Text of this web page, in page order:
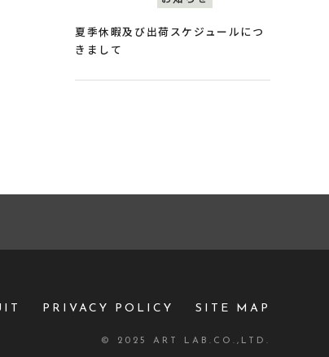
夏季休暇及び出荷スケジュールにつ
きまして
PRIVACY POLICY SITE MAP
© 2025 ART LAB.CO.,LTD.